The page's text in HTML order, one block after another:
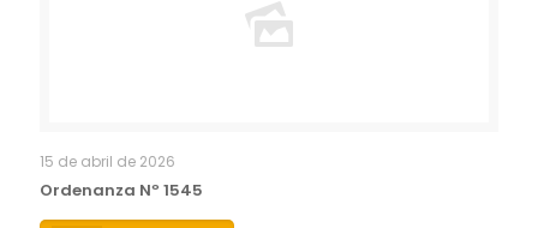
15 de abril de 2026
Ordenanza Nº 1545